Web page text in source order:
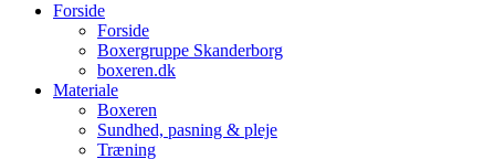
Forside
Forside
Boxergruppe Skanderborg
boxeren.dk
Materiale
Boxeren
Sundhed, pasning & pleje
Træning